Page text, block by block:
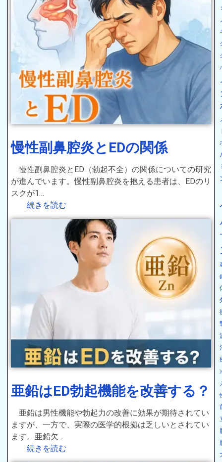
慢性副鼻腔炎とEDの関係
慢性副鼻腔炎とED（勃起不全）の関係についての研究
が進んでいます。慢性副鼻腔炎を抱える患者は、EDのリ
スクが1…
続きを読む
亜鉛はED勃起機能を改善する？
亜鉛は男性機能や勃起力の改善に効果が期待されてい
ますが、一方で、実際の医学的根拠は乏しいとされてい
ます。亜鉛欠…
続きを読む